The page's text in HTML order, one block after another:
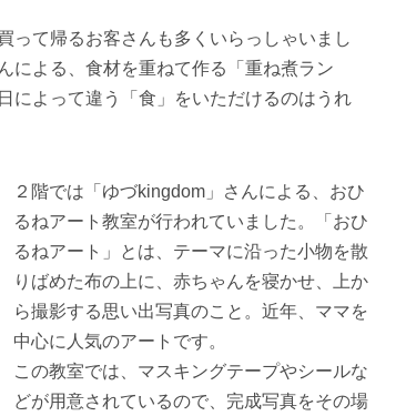
って帰るお客さんも多くいらっしゃいまし
による、食材を重ねて作る「重ね煮ラン
によって違う「食」をいただけるのはうれ
２階では「ゆづkingdom」さんによる、おひ
るねアート教室が行われていました。「おひ
るねアート」とは、テーマに沿った小物を散
りばめた布の上に、赤ちゃんを寝かせ、上か
ら撮影する思い出写真のこと。近年、ママを
中心に人気のアートです。
この教室では、マスキングテープやシールな
どが用意されているので、完成写真をその場